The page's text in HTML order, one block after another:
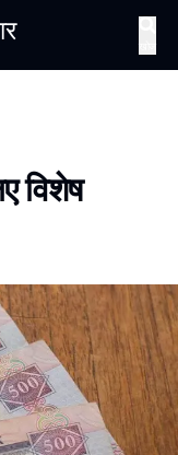
विशेष